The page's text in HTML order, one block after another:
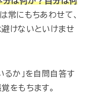
常にもちあわせて、
けないといけませ
るか」を自問自答す
をもちます。